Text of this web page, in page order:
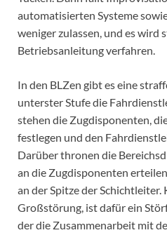
automatisierten Systeme
weniger zulassen, und es wird
Betriebsanleitung verfahren.
In den BLZen gibt es eine
unterster Stufe die
stehen die Zugdisponenten,
festlegen und den
Darüber thronen die
an die Zugdisponenten
an der Spitze der Schichtleiter.
Großstörung, ist dafür ein
der die Zusammenarbeit mit